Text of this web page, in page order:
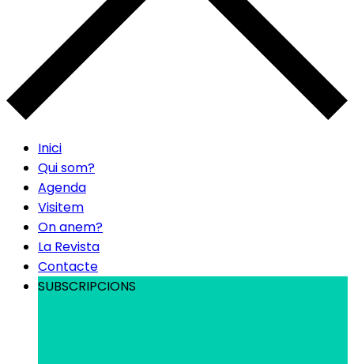
Inici
Qui som?
Agenda
Visitem
On anem?
La Revista
Contacte
SUBSCRIPCIONS